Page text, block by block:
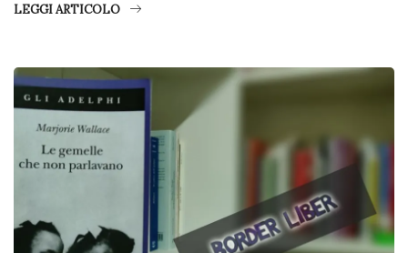
LEGGI ARTICOLO